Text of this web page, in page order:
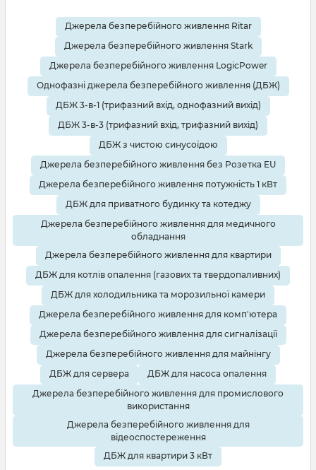
Джерела безперебійного живлення Ritar
Джерела безперебійного живлення Stark
Джерела безперебійного живлення LogicPower
Однофазні джерела безперебійного живлення (ДБЖ)
ДБЖ 3-в-1 (трифазний вхід, однофазний вихід)
ДБЖ 3-в-3 (трифазний вхід, трифазний вихід)
ДБЖ з чистою синусоїдою
Джерела безперебійного живлення без Розетка EU
Джерела безперебійного живлення потужність 1 кВт
ДБЖ для приватного будинку та котеджу
Джерела безперебійного живлення для медичного
обладнання
Джерела безперебійного живлення для квартири
ДБЖ для котлів опалення (газових та твердопаливних)
ДБЖ для холодильника та морозильної камери
Джерела безперебійного живлення для комп'ютера
Джерела безперебійного живлення для сигналізації
Джерела безперебійного живлення для майнінгу
ДБЖ для сервера
ДБЖ для насоса опалення
Джерела безперебійного живлення для промислового
використання
Джерела безперебійного живлення для
відеоспостереження
ДБЖ для квартири 3 кВт